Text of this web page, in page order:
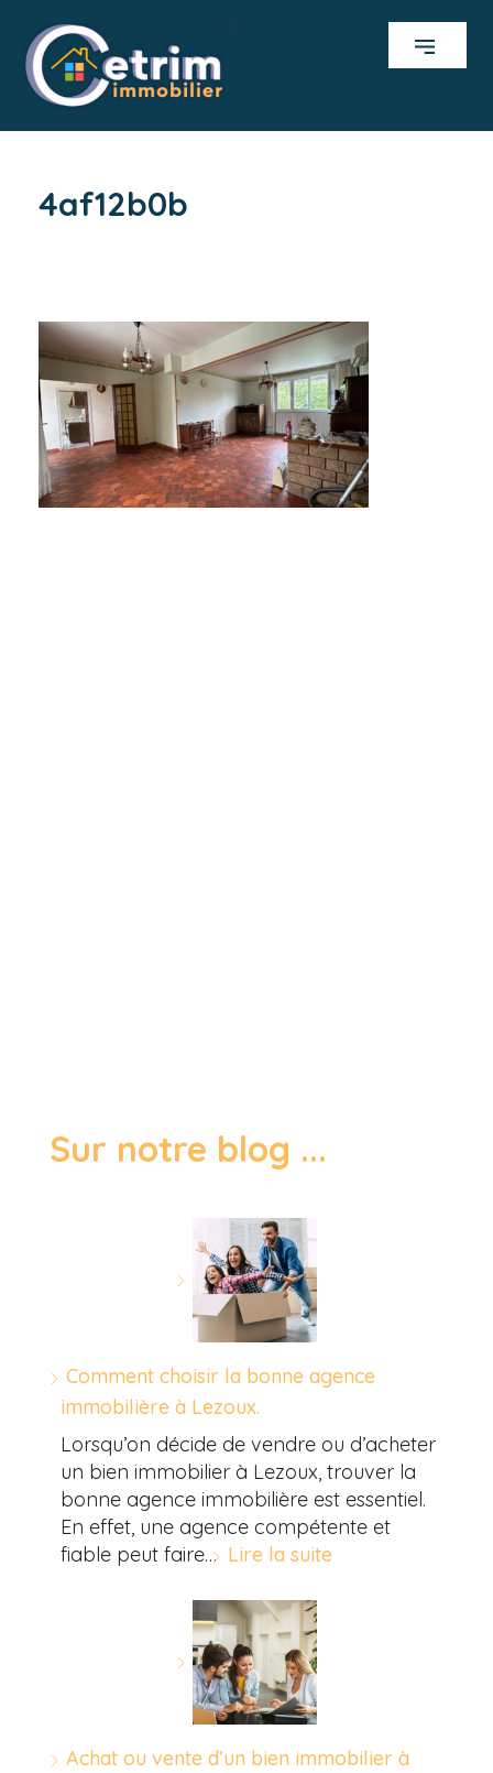
4af12b0b
Sur notre blog ...
Comment choisir la bonne agence
immobilière à Lezoux.
Lorsqu’on décide de vendre ou d’acheter
un bien immobilier à Lezoux, trouver la
bonne agence immobilière est essentiel.
En effet, une agence compétente et
fiable peut faire… Lire la suite
Achat ou vente d’un bien immobilier à